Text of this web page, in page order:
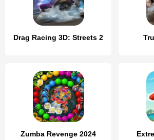
Drag Racing 3D: Streets 2
Zumba Revenge 2024